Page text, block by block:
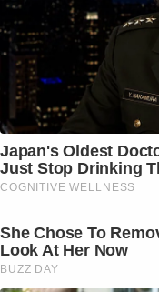
Japan's Oldest
Just Stop Drinking
COGNITIVE WELLNESS
She Chose To
Look At Her Now
BUZZ DAY